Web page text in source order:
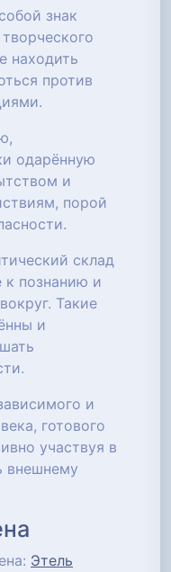
знак
находить
против
одарённую
и
порой
склад
к познанию и
Такие
и
и
готового
участвуя в
внешнему
Этель